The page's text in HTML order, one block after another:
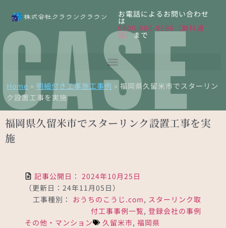
お電話によるお問い合わせ
は
0800-080-9696（無料通
話）まで
Home » 明細付き工事施工事例 »福岡県久留米市でスターリン
ク設置工事を実施
福岡県久留米市でスターリンク設置工事を実
施
CASE
記事公開日： 2024年10月25日
（更新日：24年11月05日）
工事種別： おうちのこうじ.com, スターリンク取
付工事事例一覧, 登録会社の事例
その他・マンション
久留米市,福岡県